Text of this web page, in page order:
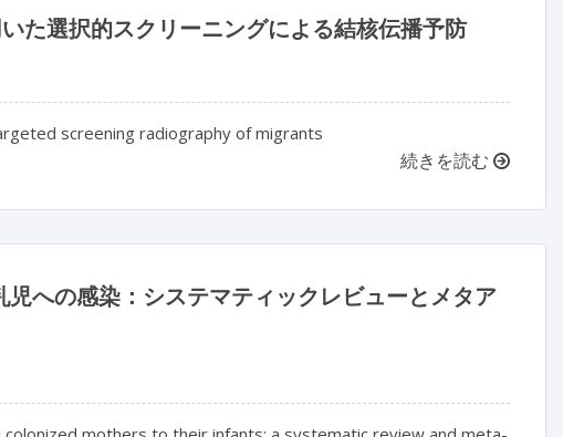
た選択的スクリーニングによる結核伝播予防
screening radiography of migrants
続きを読む
への感染：システマティックレビューとメタア